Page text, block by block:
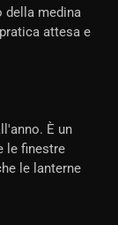
della medina
attesa e
È un
le finestre
le lanterne